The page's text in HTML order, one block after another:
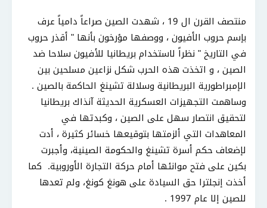
منتصف القرن ال 19 ، شهدت الصين صراعاً دامياً عرف
بإسم حروب الأفيون ، ووصفها مؤرخون بأنها " أقذر حروب
في التاريخ " نظراً لاستخدام بريطانيا للأفيون سلاحا ضد
الصين ، و اتخذت هذه الحرب شكل نزاعين مسلحين بين
الإمبراطورية البريطانية وسلالة تشينغ الحاكمة بالصين .
وساهمت التجهيزات العسكرية الحديثة آنذاك بريطانيا
لتحقيق انتصار سهل على الصين ، وكبدتها في
المعاهدات التي ألزمتها بتوقيعها خسائر كثيرة ، أدت
لإضعاف حكم أسرة تشينغ والحكومة الصينية، وأجبرت
بكين على فتح موانئها أمام حركة التجارة الأوروبية. كما
أخذت إنجلترا حق السيادة على هونغ كونغ، ولم تعدها
للصين إلا عام 1997 .